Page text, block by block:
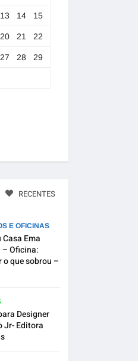
13 14 15
20 21 22
27 28 29
RECENTES
E OFICINAS
Casa Ema
Oficina:
o que sobrou –
Designer
Jr- Editora